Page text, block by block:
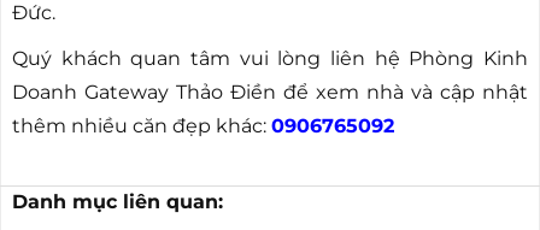
Đức.
Quý khách quan tâm vui lòng liên hệ Phòng Kinh
Doanh Gateway Thảo Điền để xem nhà và cập nhật
thêm nhiều căn đẹp khác: 0906765092
Danh mục liên quan: